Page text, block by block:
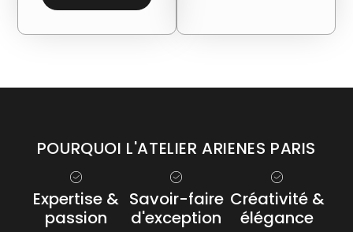
POURQUOI L'ATELIER ARIENES PARIS
Expertise &
passion
Savoir-faire
d'exception
Créativité &
élégance